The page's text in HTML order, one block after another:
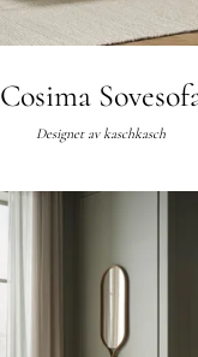
Cosima
Designet av kaschkasch